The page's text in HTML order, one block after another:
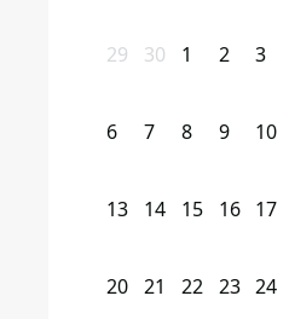
29 30 1 2 3
6 7 8 9 10
13 14 15 16 17
20 21 22 23 24